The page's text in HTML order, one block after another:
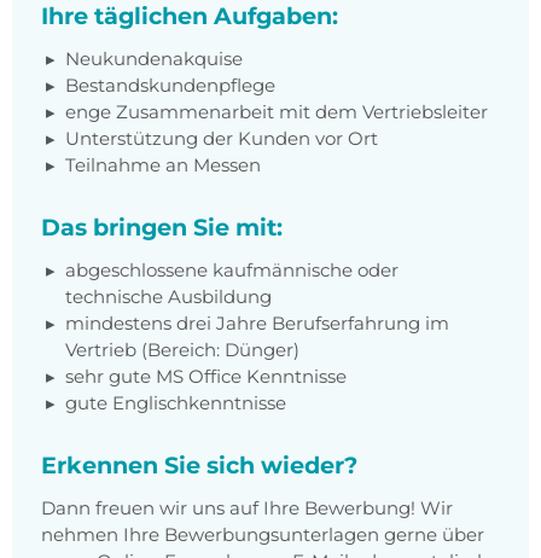
Ihre täglichen Aufgaben:
Neukundenakquise
Bestandskundenpflege
enge Zusammenarbeit mit dem Vertriebsleiter
Unterstützung der Kunden vor Ort
Teilnahme an Messen
Das bringen Sie mit:
abgeschlossene kaufmännische oder
technische Ausbildung
mindestens drei Jahre Berufserfahrung im
Vertrieb (Bereich: Dünger)
sehr gute MS Office Kenntnisse
gute Englischkenntnisse
Erkennen Sie sich wieder?
Dann freuen wir uns auf Ihre Bewerbung! Wir
nehmen Ihre Bewerbungsunterlagen gerne über